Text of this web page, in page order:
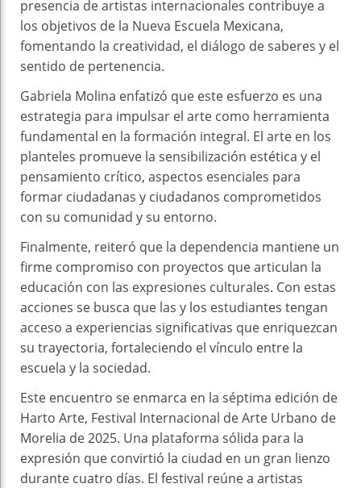
presencia de artistas internacionales contribuye a
los objetivos de la Nueva Escuela Mexicana,
fomentando la creatividad, el diálogo de saberes y el
sentido de pertenencia.
Gabriela Molina enfatizó que este esfuerzo es una
estrategia para impulsar el arte como herramienta
fundamental en la formación integral. El arte en los
planteles promueve la sensibilización estética y el
pensamiento crítico, aspectos esenciales para
formar ciudadanas y ciudadanos comprometidos
con su comunidad y su entorno.
Finalmente, reiteró que la dependencia mantiene un
firme compromiso con proyectos que articulan la
educación con las expresiones culturales. Con estas
acciones se busca que las y los estudiantes tengan
acceso a experiencias significativas que enriquezcan
su trayectoria, fortaleciendo el vínculo entre la
escuela y la sociedad.
Este encuentro se enmarca en la séptima edición de
Harto Arte, Festival Internacional de Arte Urbano de
Morelia de 2025. Una plataforma sólida para la
expresión que convirtió la ciudad en un gran lienzo
durante cuatro días. El festival reúne a artistas